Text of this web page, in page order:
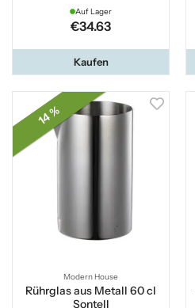
Auf Lager
€34.63
Kaufen
14 %
Modern House
Rührglas aus Metall 60 cl
Sontell